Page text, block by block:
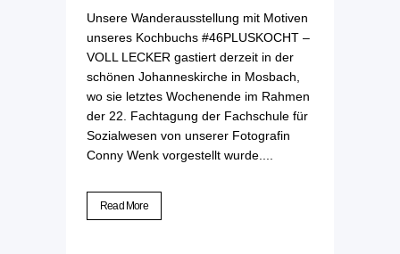
Unsere Wanderausstellung mit Motiven
unseres Kochbuchs #46PLUSKOCHT –
VOLL LECKER gastiert derzeit in der
schönen Johanneskirche in Mosbach,
wo sie letztes Wochenende im Rahmen
der 22. Fachtagung der Fachschule für
Sozialwesen von unserer Fotografin
Conny Wenk vorgestellt wurde....
Read More